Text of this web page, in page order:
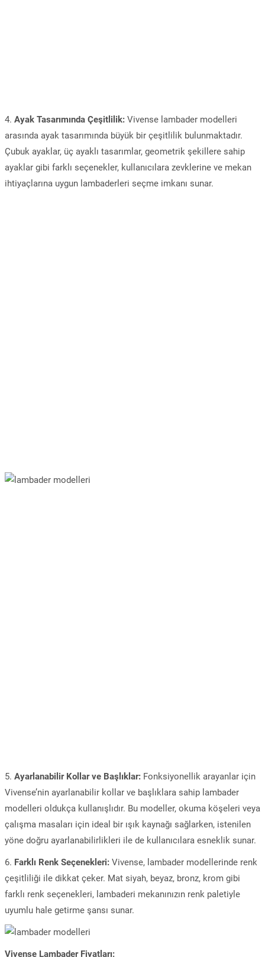
4. Ayak Tasarımında Çeşitlilik: Vivense lambader modelleri
arasında ayak tasarımında büyük bir çeşitlilik bulunmaktadır.
Çubuk ayaklar, üç ayaklı tasarımlar, geometrik şekillere sahip
ayaklar gibi farklı seçenekler, kullanıcılara zevklerine ve mekan
ihtiyaçlarına uygun lambaderleri seçme imkanı sunar.
5. Ayarlanabilir Kollar ve Başlıklar: Fonksiyonellik arayanlar için
Vivense’nin ayarlanabilir kollar ve başlıklara sahip lambader
modelleri oldukça kullanışlıdır. Bu modeller, okuma köşeleri veya
çalışma masaları için ideal bir ışık kaynağı sağlarken, istenilen
yöne doğru ayarlanabilirlikleri ile de kullanıcılara esneklik sunar.
6. Farklı Renk Seçenekleri: Vivense, lambader modellerinde renk
çeşitliliği ile dikkat çeker. Mat siyah, beyaz, bronz, krom gibi
farklı renk seçenekleri, lambaderi mekanınızın renk paletiyle
uyumlu hale getirme şansı sunar.
Vivense Lambader Fiyatları: